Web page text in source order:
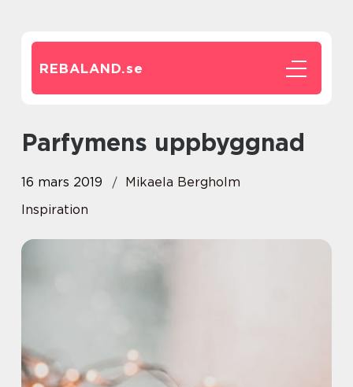
REBALAND.se
Parfymens uppbyggnad
16 mars 2019
Mikaela Bergholm
Inspiration